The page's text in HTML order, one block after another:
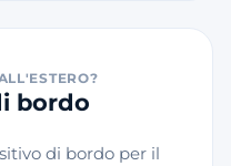
bordo
di bordo per il